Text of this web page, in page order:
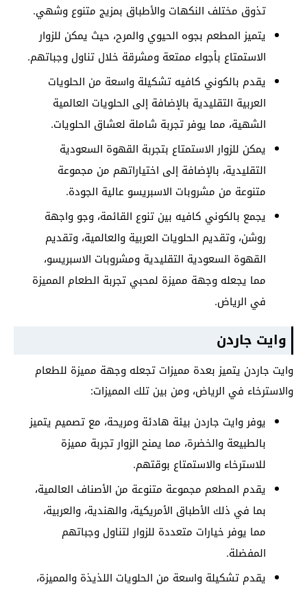
تذوق مختلف النكهات والأطباق بمزيج متنوع وشهي.
يتميز المطعم بجوه الحيوي والمرح، حيث يمكن للزوار
الاستمتاع بأجواء ممتعة ومشرقة خلال تناول وجباتهم.
يقدم بالكوني كافيه تشكيلة واسعة من الحلويات
العربية التقليدية بالإضافة إلى الحلويات العالمية
الشهية، مما يوفر تجربة شاملة لعشاق الحلويات.
يمكن للزوار الاستمتاع بتجربة القهوة السعودية
التقليدية، بالإضافة إلى اختياراتهم من مجموعة
متنوعة من مشروبات الاسبريسو عالية الجودة.
يجمع بالكوني كافيه بين تنوع القائمة، وجو واجهة
روشن، وتقديم الحلويات العربية والعالمية، وتقديم
القهوة السعودية التقليدية ومشروبات الاسبريسو،
مما يجعله وجهة مميزة لمحبي تجربة الطعام المميزة
في الرياض.
وايت جاردن
وايت جاردن يتميز بعدة مميزات تجعله وجهة مميزة للطعام
والاسترخاء في الرياض، ومن بين تلك المميزات:
يوفر وايت جاردن بيئة هادئة ومريحة، مع تصميم يتميز
بالطبيعة والخضرة، مما يمنح الزوار تجربة مميزة
للاسترخاء والاستمتاع بوقتهم.
يقدم المطعم مجموعة متنوعة من الأصناف العالمية،
بما في ذلك الأطباق الأمريكية، والهندية، والعربية،
مما يوفر خيارات متعددة للزوار لتناول وجباتهم
المفضلة.
يقدم تشكيلة واسعة من الحلويات اللذيذة والمميزة،